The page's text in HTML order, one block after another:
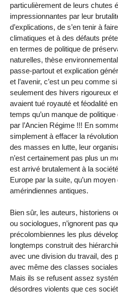
particulièrement de leurs chutes
impressionnantes par leur
d’explications, de s’en tenir à
climatiques et à des défauts
en termes de politique de
naturelles, thèse
passe-partout et explication
et l’avenir, c’est un peu comme
seulement des hivers rigoureux
avaient tué royauté et féodalité
temps qu’un manque de
par l’Ancien Régime !!! En
simplement à effacer la
des masses en lutte, leur
n’est certainement pas plus un
est arrivé brutalement à la
Europe par la suite, qu’un
amérindiennes antiques.
Bien sûr, les auteurs, historiens
ou sociologues, n’ignorent pas
précolombiennes les plus
longtemps construit des
avec une division du travail, des
avec même des classes
Mais ils se refusent assez
désordres violents que ces